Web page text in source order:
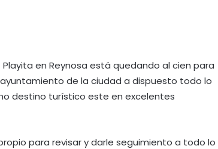
en Reynosa está quedando al cien para
de la ciudad a dispuesto todo lo
destino turístico este en excelentes
para revisar y darle seguimiento a todo lo